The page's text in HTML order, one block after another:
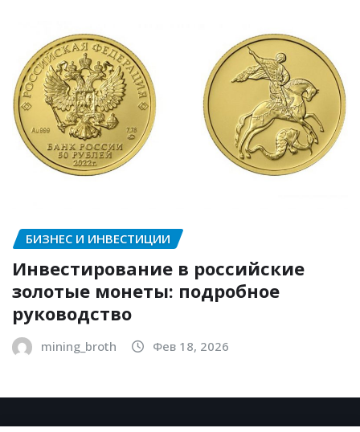
БИЗНЕС И ИНВЕСТИЦИИ
Инвестирование в российские
золотые монеты: подробное
руководство
mining_broth Фев 18, 2026